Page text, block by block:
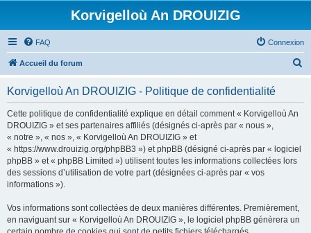
Korvigelloù An DROUIZIG
FAQ Connexion
Accueil du forum
Korvigelloù An DROUIZIG - Politique de confidentialité
Cette politique de confidentialité explique en détail comment « Korvigelloù An
DROUIZIG » et ses partenaires affiliés (désignés ci-après par « nous »,
« notre », « nos », « Korvigelloù An DROUIZIG » et
« https://www.drouizig.org/phpBB3 ») et phpBB (désigné ci-après par « logiciel
phpBB » et « phpBB Limited ») utilisent toutes les informations collectées lors
des sessions d’utilisation de votre part (désignées ci-après par « vos
informations »).
Vos informations sont collectées de deux manières différentes. Premièrement,
en naviguant sur « Korvigelloù An DROUIZIG », le logiciel phpBB génèrera un